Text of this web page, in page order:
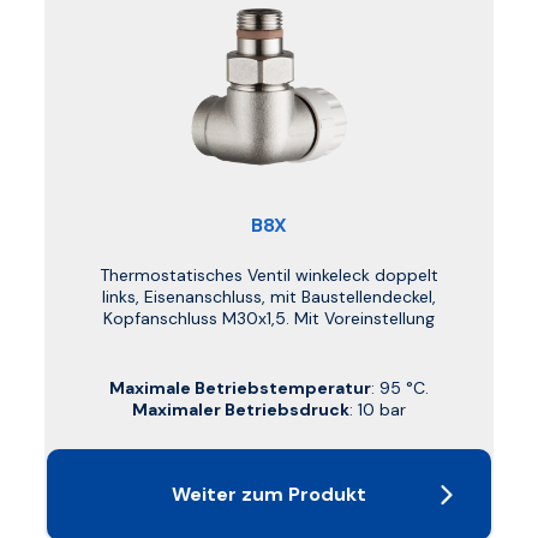
B8X
Thermostatisches Ventil winkeleck doppelt
links, Eisenanschluss, mit Baustellendeckel,
Kopfanschluss M30x1,5. Mit Voreinstellung
Maximale Betriebstemperatur: 95 °C.
Maximaler Betriebsdruck: 10 bar
Weiter zum Produkt